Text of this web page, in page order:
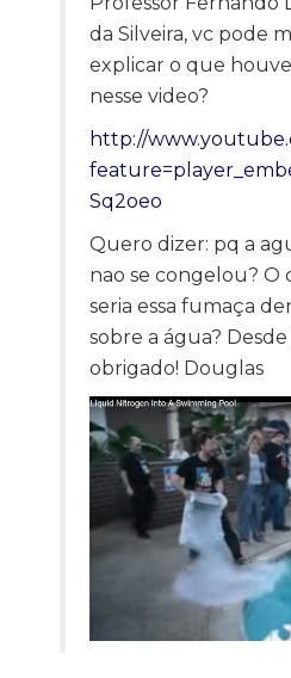
da Silveira, vc pode
explicar o que houve
nesse video?
http://
Sq2oeo
Quero dizer: pq a
nao se congelou? O
seria essa fumaça
sobre a água? Desde
obrigado! Douglas